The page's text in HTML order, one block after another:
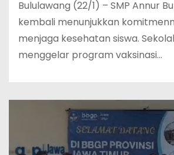
Bululawang (22/1) – SMP Annur
kembali menunjukkan
menjaga kesehatan siswa.
menggelar program vaksinasi…